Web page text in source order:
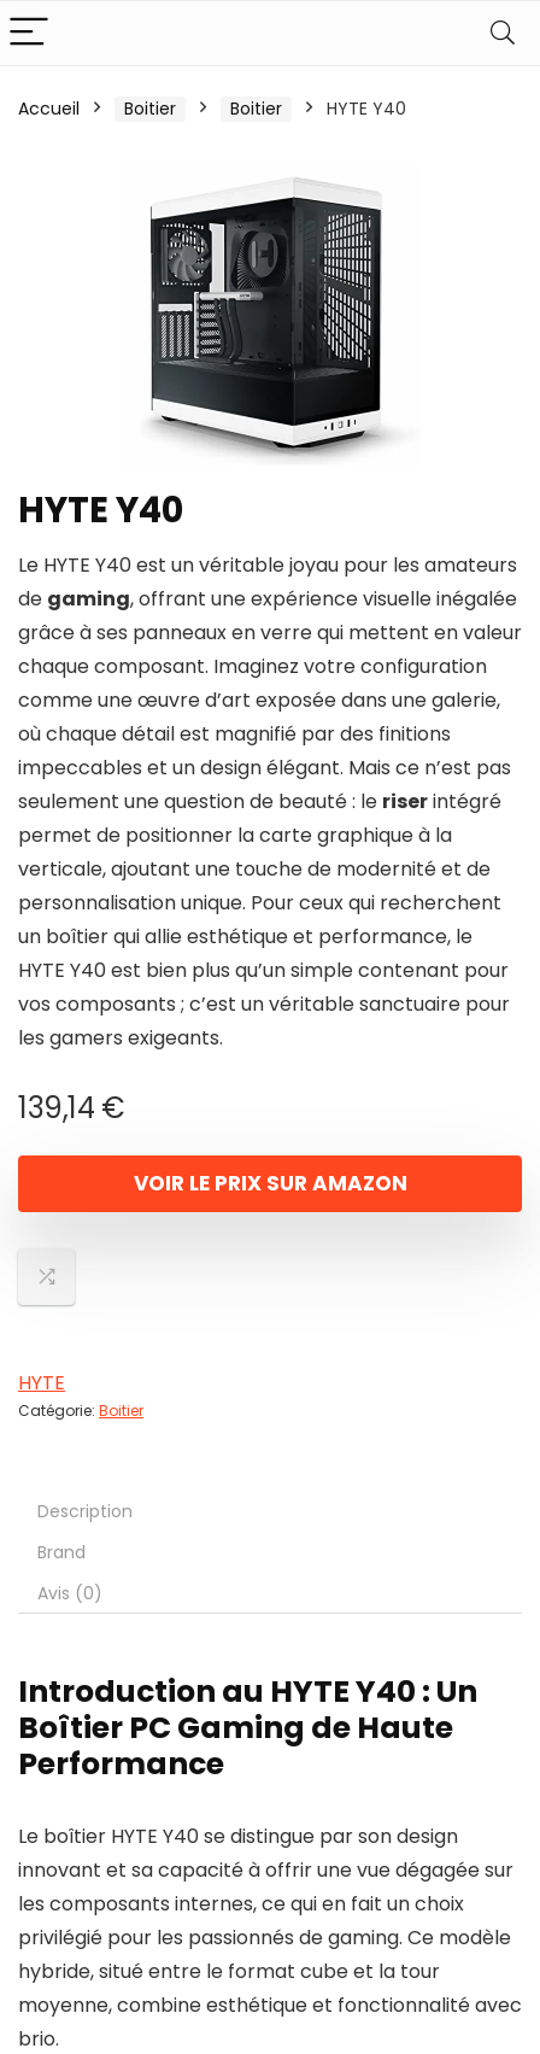
Accueil Boitier Boitier HYTE Y40
HYTE Y40
Le HYTE Y40 est un véritable joyau pour les amateurs
de gaming, offrant une expérience visuelle inégalée
grâce à ses panneaux en verre qui mettent en valeur
chaque composant. Imaginez votre configuration
comme une œuvre d’art exposée dans une galerie,
où chaque détail est magnifié par des finitions
impeccables et un design élégant. Mais ce n’est pas
seulement une question de beauté : le riserintégré
permet de positionner la carte graphique à la
verticale, ajoutant une touche de modernité et de
personnalisation unique. Pour ceux qui recherchent
un boîtier qui allie esthétique et performance, le
HYTE Y40 est bien plus qu’un simple contenant pour
vos composants ; c’est un véritable sanctuaire pour
les gamers exigeants.
139,14 €
VOIR LE PRIX SUR AMAZON
HYTE
Catégorie: Boitier
Description
Brand
Avis (0)
Introduction au HYTE Y40 : Un
Boîtier PC Gaming de Haute
Performance
Le boîtier HYTE Y40 se distingue par son design
innovant et sa capacité à offrir une vue dégagée sur
les composants internes, ce qui en fait un choix
privilégié pour les passionnés de gaming. Ce modèle
hybride, situé entre le format cube et la tour
moyenne, combine esthétique et fonctionnalité avec
brio.